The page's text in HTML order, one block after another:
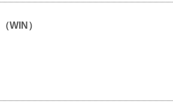
（WIN）